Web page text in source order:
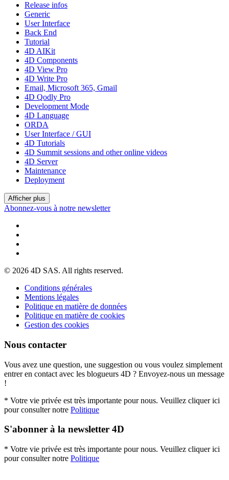
Release infos
Generic
User Interface
Back End
Tutorial
4D AIKit
4D Components
4D View Pro
4D Write Pro
Email, Microsoft 365, Gmail
4D Qodly Pro
Development Mode
4D Language
ORDA
User Interface / GUI
4D Tutorials
4D Summit sessions and other online videos
4D Server
Maintenance
Deployment
Afficher plus
Abonnez-vous à notre newsletter
© 2026 4D SAS. All rights reserved.
Conditions générales
Mentions légales
Politique en matière de données
Politique en matière de cookies
Gestion des cookies
Nous contacter
Vous avez une question, une suggestion ou vous voulez simplement
entrer en contact avec les blogueurs 4D ? Envoyez-nous un message
!
* Votre vie privée est très importante pour nous. Veuillez cliquer ici
pour consulter notre Politique
S'abonner à la newsletter 4D
* Votre vie privée est très importante pour nous. Veuillez cliquer ici
pour consulter notre Politique